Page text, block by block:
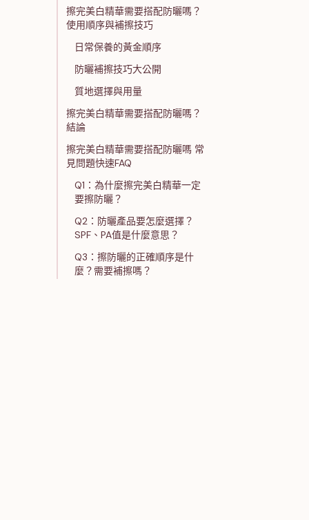
擦完美白精華需要搭配防曬嗎？
使用順序與補擦技巧
日常保養的黃金順序
防曬補擦技巧大公開
質地選擇與用量
擦完美白精華需要搭配防曬嗎？
結論
擦完美白精華需要搭配防曬嗎 常
見問題快速FAQ
Q1：為什麼擦完美白精華一定
要擦防曬？
Q2：防曬產品要怎麼選擇？
SPF、PA值是什麼意思？
Q3：擦防曬的正確順序是什
麼？需要補擦嗎？